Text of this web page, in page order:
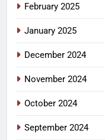
February 2025
January 2025
December 2024
November 2024
October 2024
September 2024